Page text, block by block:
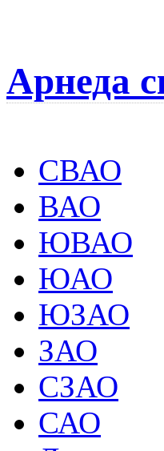
Арнеда
СВАО
ВАО
ЮВАО
ЮАО
ЮЗАО
ЗАО
СЗАО
САО